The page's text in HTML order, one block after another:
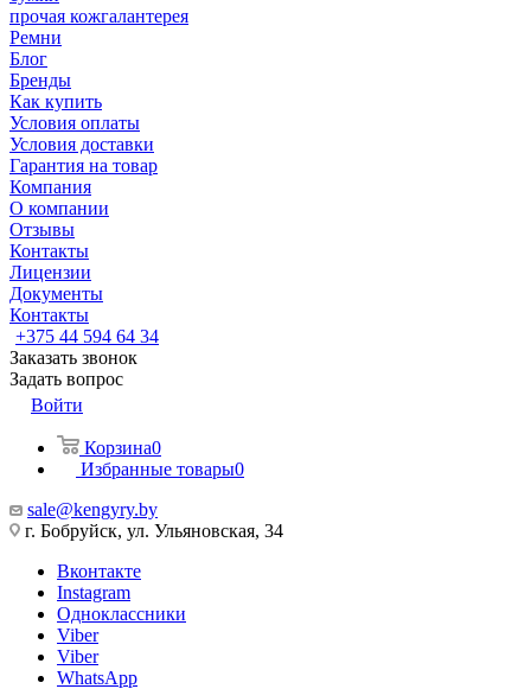
прочая кожгалантерея
Ремни
Блог
Бренды
Как купить
Условия оплаты
Условия доставки
Гарантия на товар
Компания
О компании
Отзывы
Контакты
Лицензии
Документы
Контакты
+375 44 594 64 34
Заказать звонок
Задать вопрос
Войти
Корзина0
Избранные товары0
sale@kengyry.by
г. Бобруйск, ул. Ульяновская, 34
Вконтакте
Instagram
Одноклассники
Viber
Viber
WhatsApp